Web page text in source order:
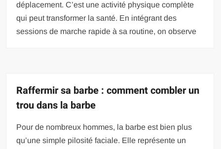
déplacement. C’est une activité physique complète
qui peut transformer la santé. En intégrant des
sessions de marche rapide à sa routine, on observe
Raffermir sa barbe : comment combler un
trou dans la barbe
Pour de nombreux hommes, la barbe est bien plus
qu’une simple pilosité faciale. Elle représente un